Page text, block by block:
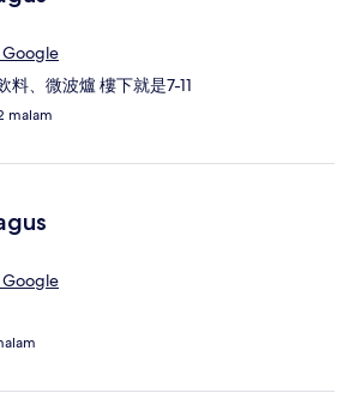
料、微波爐 樓下就是7-11
malam